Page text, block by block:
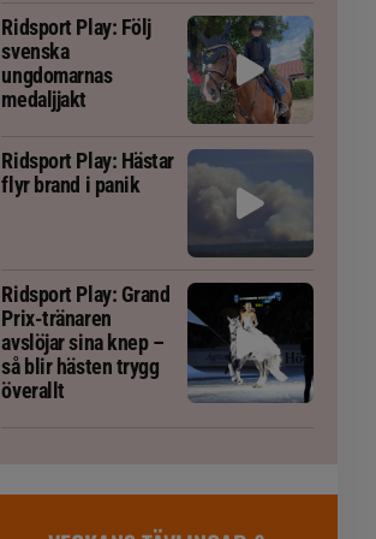
Ridsport Play: Följ
svenska
ungdomarnas
medaljjakt
Ridsport Play: Hästar
flyr brand i panik
Ridsport Play: Grand
Prix-tränaren
avslöjar sina knep –
så blir hästen trygg
överallt